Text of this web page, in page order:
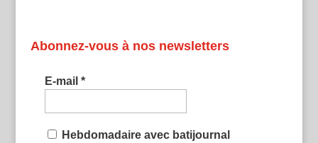
Abonnez-vous à nos newsletters
E-mail *
Hebdomadaire avec batijournal